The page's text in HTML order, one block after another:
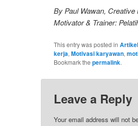
By Paul Wawan,
Motivator & Trainer:
This entry was posted in
kerja,Motivasi karyawan,
Bookmark the permalink.
Leave a Reply
Your email address will not